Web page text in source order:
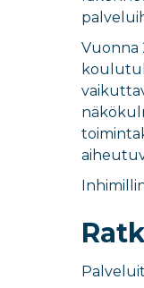
Vuonna